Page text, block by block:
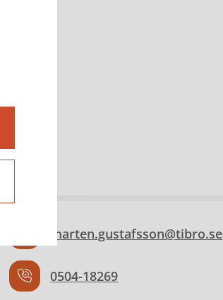
marten.gustafsson@tibro.se
0504-18269